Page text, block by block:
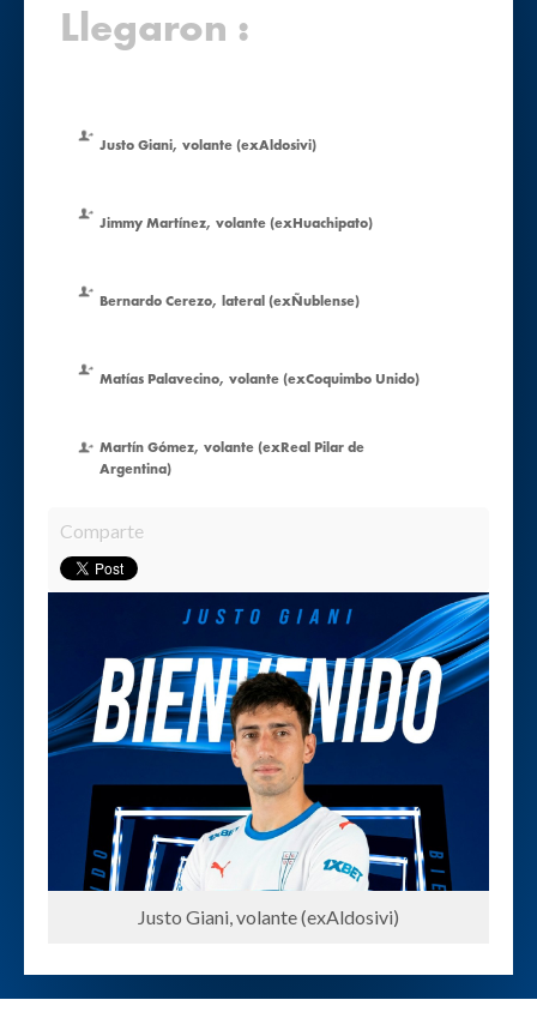
Llegaron :
Justo Giani, volante (exAldosivi)
Jimmy Martínez, volante (exHuachipato)
Bernardo Cerezo, lateral (exÑublense)
Matías Palavecino, volante (exCoquimbo Unido)
Martín Gómez, volante (exReal Pilar de
Argentina)
Comparte
Justo Giani, volante (exAldosivi)